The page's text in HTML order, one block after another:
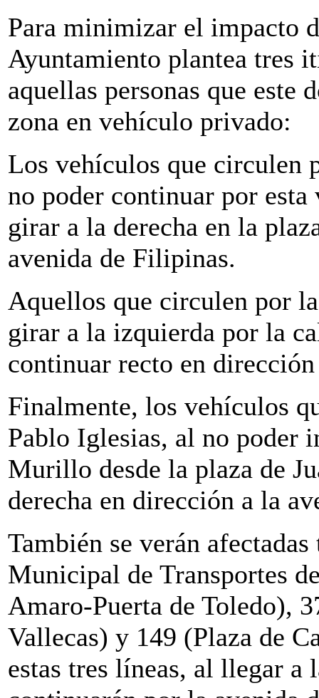
Para minimizar el impacto
Ayuntamiento plantea tres
aquellas personas que este
zona en vehículo privado:
Los vehículos que
no poder continuar por
girar a la derecha en la
avenida de Filipinas.
Aquellos que circulen por
girar a la izquierda por la
continuar recto en
Finalmente, los vehículos
Pablo Iglesias, al no poder
Murillo desde la plaza de
derecha en dirección a la
También se verán
Municipal de Transportes
Amaro-Puerta de Toledo),
Vallecas) y 149 (Plaza de
estas tres líneas, al llegar